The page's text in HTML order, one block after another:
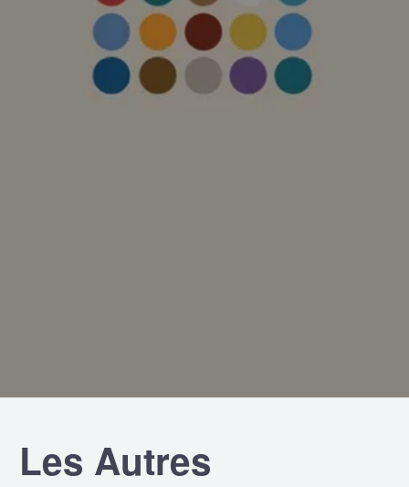
Les Autres